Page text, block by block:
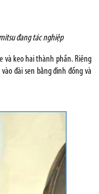
đang tác nghiệp
và keo hai thành phần. Riêng
đài sen bằng đinh đồng và